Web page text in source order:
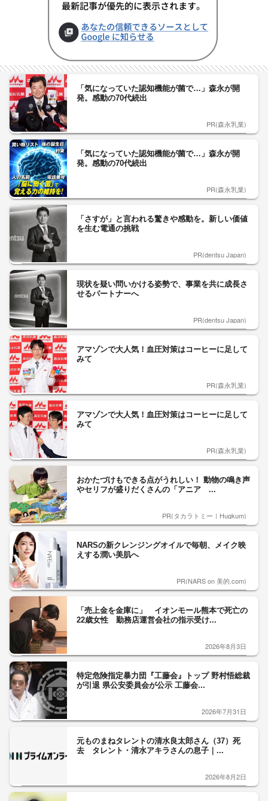
「気になっていた認知機能が菌で…」森永が開
発。感動の70代続出
PR(森永乳業)
「気になっていた認知機能が菌で…」森永が開
発。感動の70代続出
PR(森永乳業)
「さすが」と言われる驚きや感動を。新しい価値
を生む電通の挑戦
PR(dentsu Japan)
現状を疑い問いかける姿勢で、事業を共に成長さ
せるパートナーへ
PR(dentsu Japan)
アマゾンで大人気！血圧対策はコーヒーに足して
みて
PR(森永乳業)
アマゾンで大人気！血圧対策はコーヒーに足して
みて
PR(森永乳業)
おかたづけもできる点がうれしい！ 動物の鳴き声
やセリフが盛りだくさんの「アニア ...
PR(タカラトミー｜Hugkum)
NARSの新クレンジングオイルで毎朝、メイク映
えする潤い美肌へ
PR(NARS on 美的.com)
「売上金を金庫に」 イオンモール熊本で死亡の
22歳女性 勤務店運営会社の指示受け...
2026年8月3日
特定危険指定暴力団『工藤会』トップ 野村悟総裁
が引退 県公安委員会が公示 工藤会...
2026年7月31日
元ものまねタレントの清水良太郎さん（37）死
去 タレント・清水アキラさんの息子｜...
2026年8月2日